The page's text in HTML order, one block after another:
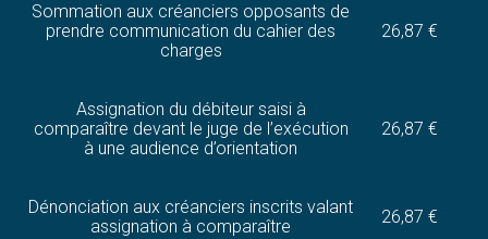
Sommation aux créanciers opposants de
prendre communication du cahier des
charges
26,87 €
Assignation du débiteur saisi à
comparaître devant le juge de l’exécution
à une audience d’orientation
26,87 €
Dénonciation aux créanciers inscrits valant
assignation à comparaître
26,87 €